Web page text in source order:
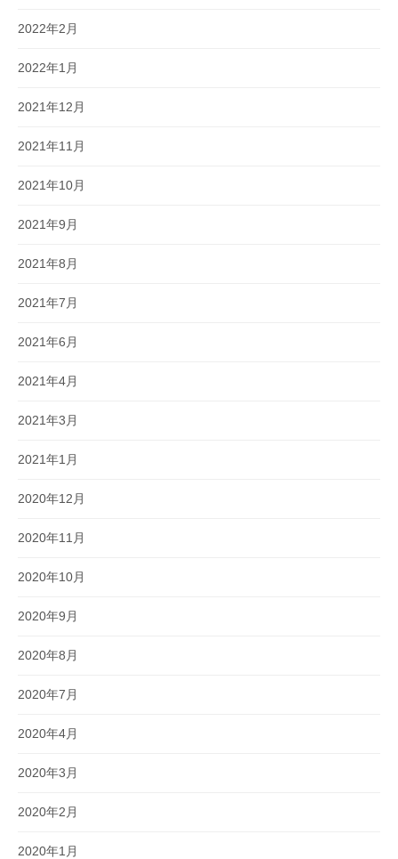
2022年2月
2022年1月
2021年12月
2021年11月
2021年10月
2021年9月
2021年8月
2021年7月
2021年6月
2021年4月
2021年3月
2021年1月
2020年12月
2020年11月
2020年10月
2020年9月
2020年8月
2020年7月
2020年4月
2020年3月
2020年2月
2020年1月